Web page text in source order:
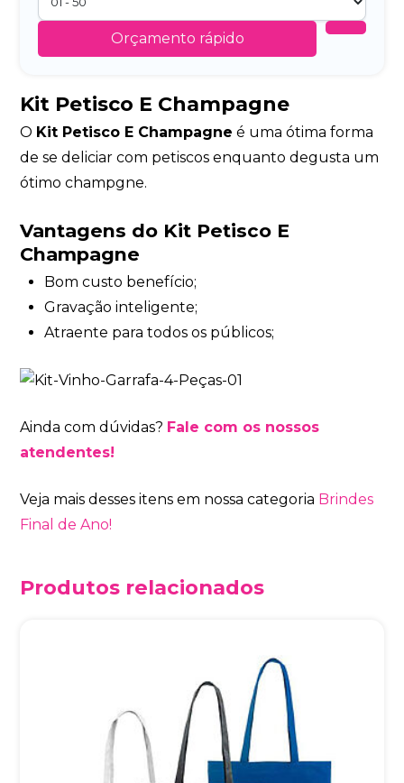
Orçamento rápido
Kit Petisco E Champagne
O Kit Petisco E Champagne é uma ótima forma
de se deliciar com petiscos enquanto degusta um
ótimo champgne.
Vantagens do Kit Petisco E
Champagne
Bom custo benefício;
Gravação inteligente;
Atraente para todos os públicos;
Ainda com dúvidas? Fale com os nossos
atendentes!
Veja mais desses itens em nossa categoria Brindes
Final de Ano!
Produtos relacionados